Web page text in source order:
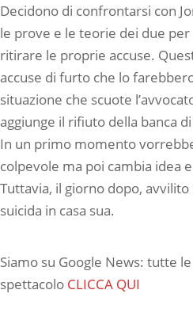
Decidono di confrontarsi con
le prove e le teorie dei due
ritirare le proprie accuse.
accuse di furto che lo
situazione che scuote
aggiunge il rifiuto della banca
In un primo momento
colpevole ma poi cambia idea
Tuttavia, il giorno dopo,
suicida in casa sua.
Siamo su Google News: tutte
spettacolo CLICCA QUI